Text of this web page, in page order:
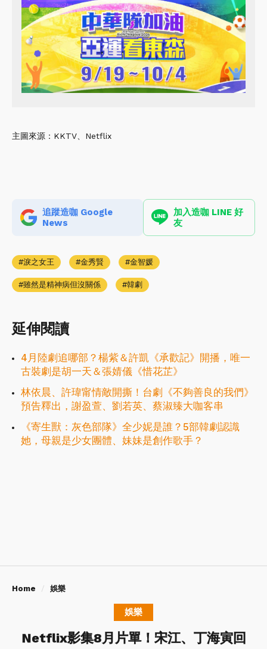
主圖來源：KKTV、Netflix
追蹤造咖 Google
News
加入造咖 LINE 好
友
淚之女王 金秀賢 金智媛
雖然是精神病但沒關係 韓劇
延伸閱讀
4月陸劇追哪部？楊紫＆許凱《承歡記》開播，唯一
古裝劇是胡一天＆張婧儀《惜花芷》
林依晨、許瑋甯情敵開撕！台劇《不夠善良的我們》
預告釋出，謝盈萱、劉若英、蔡淑臻大咖客串
《寄生獸：灰色部隊》全少妮是誰？5部韓劇認識
她，母親是少女團體、妹妹是創作歌手？
Home 娛樂
娛樂
Netflix影集8月片單！宋江、丁海寅回